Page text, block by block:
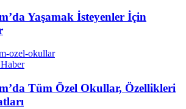
Yaşamak İsteyenler İçin
Tüm Özel Okullar, Özellikleri